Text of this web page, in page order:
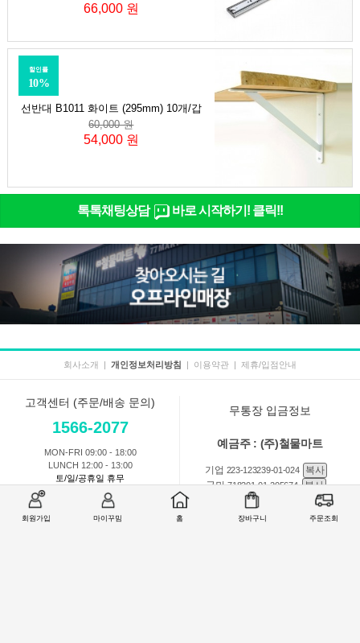
회원가입 마이꾸밈 홈 장바구니 주문조회
66,000 원
선반대 B1011 화이트 (295mm) 10개/갑
할인률
10%
60,000 원
54,000 원
톡톡채팅상담 바로 시작하기! 클릭!!
회사소개 | 개인정보처리방침 | 이용약관 | 제휴/입점안내
고객센터 (주문/배송 문의)
1566-2077
MON-FRI 09:00 - 18:00
LUNCH 12:00 - 13:00
토/일/공휴일 휴무
무통장 입금정보
예금주 : (주)철물마트
기업 223-123239-01-024
복사
국민718201-01-205674
복사
301-0168-3882-11 복사